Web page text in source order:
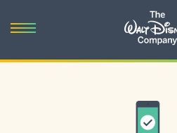
Toggle